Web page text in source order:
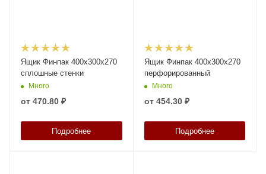
Ящик Финпак 400х300х270
сплошные стенки
Много
от 470.80 ₽
Подробнее
Ящик Финпак 400х300х270
перфорированный
Много
от 454.30 ₽
Подробнее